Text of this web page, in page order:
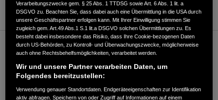
WEBSITE
Verkauf / Kundendienst
07633/50770
E-Mail
Verarbeitungszwecke gem. § 25 Abs. 1 TTDSG sowie Art. 6 Abs. 1 lit. a
DSGVO zu. Beachten Sie, dass dabei auch eine Übermittlung in die USA durch
unsere Geschäftspartner erfolgen kann. Mit Ihrer Einwilligung stimmen Sie
zugleich gem. Art.49 Abs.1 S.1 lit.a DSGVO solchen Übermittlungen zu. Es
besteht dabei insbesondere das Risiko, dass Ihre Cookie-bezogenen Daten
durch US-Behörden, zu Kontroll- und Überwachungszwecke, möglicherweise
auch ohne Rechtsbehelfsmöglichkeiten, verarbeitet werden.
Wir und unsere Partner verarbeiten Daten, um
Folgendes bereitzustellen:
Verwendung genauer Standortdaten. Endgeräteeigenschaften zur Identifikation
aktiv abfragen. Speichern von oder Zugriff auf Informationen auf einem